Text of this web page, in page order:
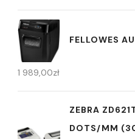
FELLOWES
1 989,00zł
ZEBRA
DOTS/MM